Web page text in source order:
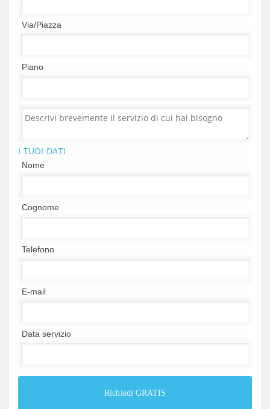
Via/Piazza
Piano
I TUOI DATI
Nome
Cognome
Telefono
E-mail
Data servizio